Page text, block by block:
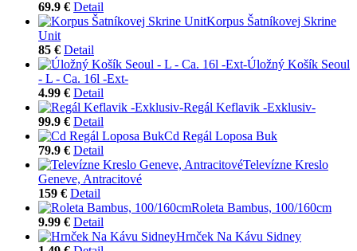
69.9 € Detail
Korpus Šatníkovej Skrine
Unit
85 € Detail
Úložný Košík Seoul
- L - Ca. 16l -Ext-
4.99 € Detail
Regál Keflavik -Exklusiv-
99.9 € Detail
Cd Regál Loposa Buk
79.9 € Detail
Televízne Kreslo
Geneve, Antracitové
159 € Detail
Roleta Bambus, 100/160cm
9.99 € Detail
Hrnček Na Kávu Sidney